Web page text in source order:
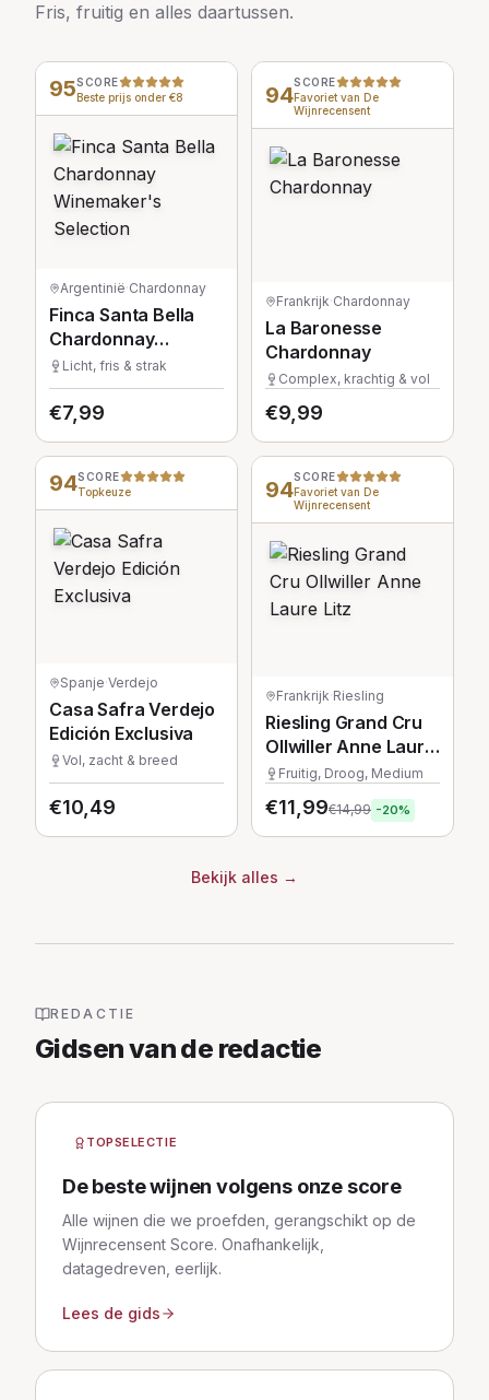
Fris, fruitig en alles daartussen.
95SCORE
Beste prijs onder €8
Argentinië·Chardonnay
Finca Santa Bella
Chardonnay
Winemaker's
Selection
Licht, fris & strak
€7,99
94SCORE
Favoriet van De
Wijnrecensent
Frankrijk·Chardonnay
La Baronesse
Chardonnay
Complex, krachtig & vol
€9,99
94SCORE
Topkeuze
Spanje·Verdejo
Casa Safra Verdejo
Edición Exclusiva
Vol, zacht & breed
€10,49
94SCORE
Favoriet van De
Wijnrecensent
Frankrijk·Riesling
Riesling Grand Cru
Ollwiller Anne Laure
Litz
Fruitig, Droog, Medium
€11,99€14,99 -20%
Bekijk alles →
REDACTIE
Gidsen van de redactie
TOPSELECTIE
De beste wijnen volgens onze score
Alle wijnen die we proefden, gerangschikt op de
Wijnrecensent Score. Onafhankelijk,
datagedreven, eerlijk.
Lees de gids